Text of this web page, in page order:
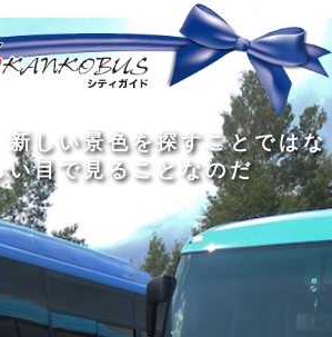
程 に こそ価値があ る
新 し い景色を探す ことではな
い目 で見 る こ と なのだ
げる ものは3つある。人と会
読み 、旅 を す る ことだ
をす るために旅をする
程 に こそ価値があ る
れ た 大人の中にも 、外に出た
がない小さな 子供がいる
着 す るためではな く、旅をす
るた めで あ る
知 識 の大きな泉で ある